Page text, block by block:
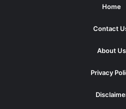
Home
Contact
About Us
Privacy